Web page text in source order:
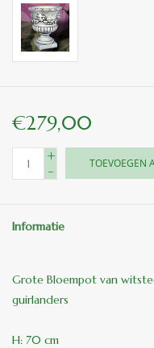
Cadeau artikelen
Winkel decoratie
€279,00
+
-
TOEVOEGEN
Informatie
Grote Bloempot van
guirlanders
H: 70 cm